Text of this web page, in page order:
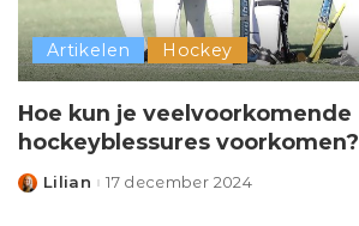
Artikelen Hockey
Hoe kun je veelvoorkomende
hockeyblessures voorkomen?
Posted
Lilian 17 december 2024